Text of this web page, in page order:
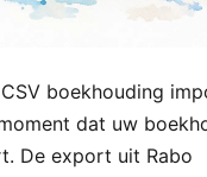
boekhouding
dat uw
De export uit Rabo